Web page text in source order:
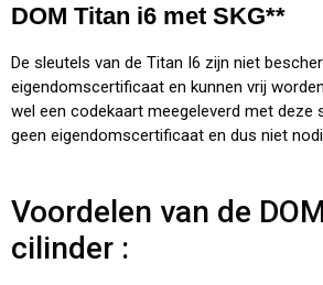
DOM Titan i6 met SKG**
De sleutels van de Titan I6 zijn niet
eigendomscertificaat en kunnen vrij
wel een codekaart meegeleverd met deze
geen eigendomscertificaat en dus niet
Voordelen van de
cilinder :